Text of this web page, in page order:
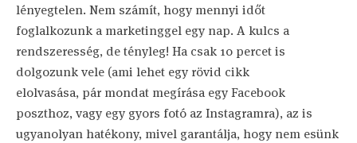
lényegtelen. Nem számít, hogy mennyi időt
foglalkozunk a marketinggel egy nap. A kulcs a
rendszeresség, de tényleg! Ha csak 10 percet is
dolgozunk vele (ami lehet egy rövid cikk
elolvasása, pár mondat megírása egy Facebook
poszthoz, vagy egy gyors fotó az Instagramra), az is
ugyanolyan hatékony, mivel garantálja, hogy nem esünk